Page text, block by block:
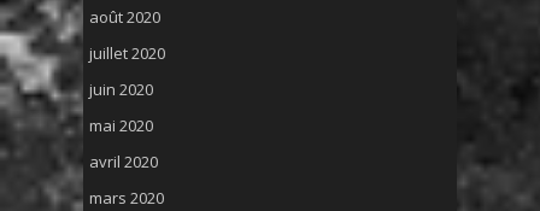
août 2020
juillet 2020
juin 2020
mai 2020
avril 2020
mars 2020